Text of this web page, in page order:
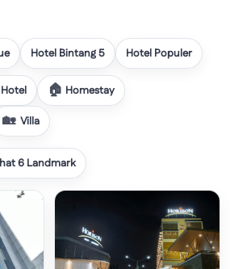
Hotel Bintang 5 Hotel Populer
Hotel Homestay
Villa
6 Landmark